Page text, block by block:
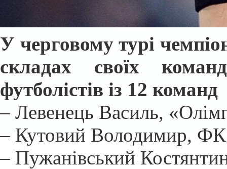
У черговому турі
складах своїх
футболістів із 12 команд
– Левенець Василь,
– Кутовий Володимир, ФК
– Пужанівський